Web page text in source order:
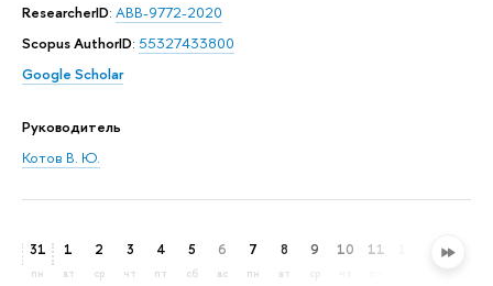
ResearcherID: ABB-9772-2020
Scopus AuthorID: 55327433800
Google Scholar
Руководитель
Котов В. Ю.
31
пн
1
вт
2
ср
3
чт
4
пт
5
сб
6
вс
7
пн
8
вт
9 10 11 13